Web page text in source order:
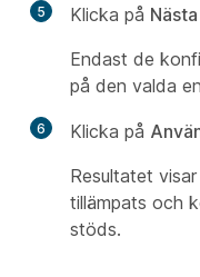
5 Klicka på Nästa
Endast de
på den valda
6 Klicka på
Resultatet
tillämpats och
stöds.